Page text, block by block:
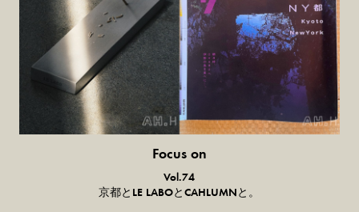
Focus on
気になる服とか人とか。
Vol.74
京都とLE LABOとCAHLUMNと。